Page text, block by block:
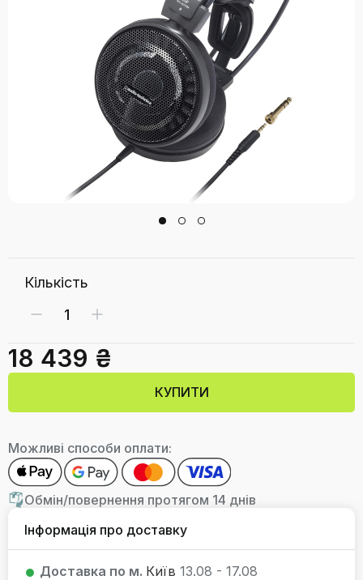
Кількість
18 439 ₴
КУПИТИ
Можливі способи оплати:
Обмін/повернення протягом 14 днів
Інформація про доставку
Доставка по м. Київ 13.08 - 17.08